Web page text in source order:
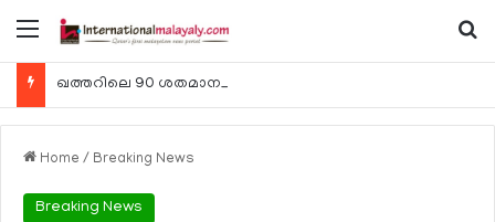
Menu
Home / Breaking News
Breaking News